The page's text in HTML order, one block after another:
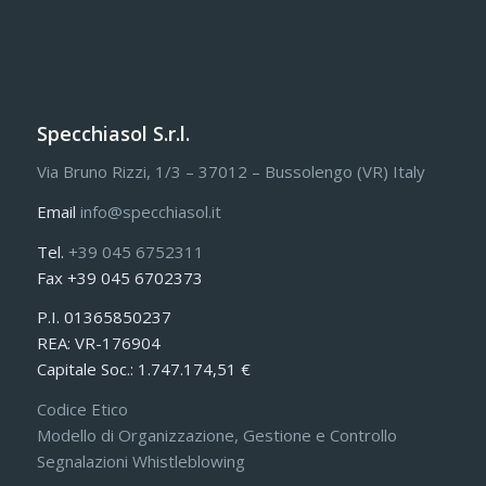
Specchiasol S.r.l.
Via Bruno Rizzi, 1/3 – 37012 – Bussolengo (VR) Italy
Email info@specchiasol.it
Tel. +39 045 6752311
Fax +39 045 6702373
P.I. 01365850237
REA: VR-176904
Capitale Soc.: 1.747.174,51 €
Codice Etico
Modello di Organizzazione, Gestione e Controllo
Segnalazioni Whistleblowing